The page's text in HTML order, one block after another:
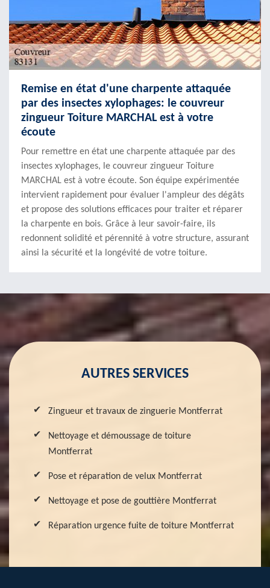
Remise en état d'une charpente attaquée
par des insectes xylophages: le couvreur
zingueur Toiture MARCHAL est à votre
écoute
Pour remettre en état une charpente attaquée par des
insectes xylophages, le couvreur zingueur Toiture
MARCHAL est à votre écoute. Son équipe expérimentée
intervient rapidement pour évaluer l'ampleur des dégâts
et propose des solutions efficaces pour traiter et réparer
la charpente en bois. Grâce à leur savoir-faire, ils
redonnent solidité et pérennité à votre structure, assurant
ainsi la sécurité et la longévité de votre toiture.
AUTRES SERVICES
Zingueur et travaux de zinguerie Montferrat
Nettoyage et démoussage de toiture
Montferrat
Pose et réparation de velux Montferrat
Nettoyage et pose de gouttière Montferrat
Réparation urgence fuite de toiture Montferrat